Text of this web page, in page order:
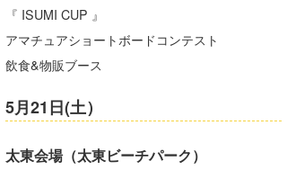
『 ISUMI CUP 』
アマチュアショートボードコンテスト
飲食&物販ブース
5月21日(土）
太東会場（太東ビーチパーク）